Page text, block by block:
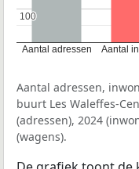
Aantal adressen Aantal
100
100
Aantal adressen,
buurt Les Waleffes-
(adressen), 2024
(wagens).